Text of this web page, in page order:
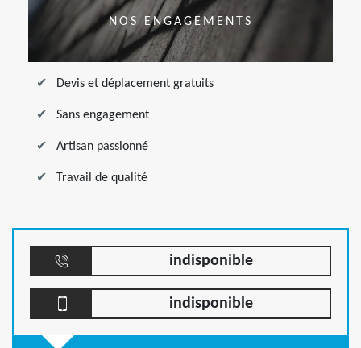
NOS ENGAGEMENTS
Devis et déplacement gratuits
Sans engagement
Artisan passionné
Travail de qualité
indisponible
indisponible